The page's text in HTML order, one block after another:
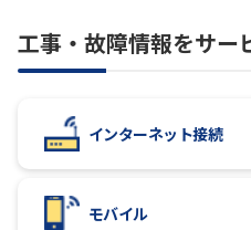
工事・故障情報をサー
インターネット接続
モバイル